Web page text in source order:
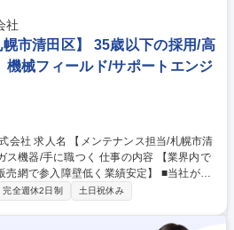
営業
社
幌市清田区】 35歳以下の採用/高
機械フィールド/サポートエンジ
当/札幌市清
つく 仕事の内容 【業界内で
売網で参入障壁低く業績安定】 ■当社が販
ンプレッサー等)を扱う顧客先へ訪問し保
検・修理業務をお任せします。日帰り出張
完全週休2日制 土日祝休み